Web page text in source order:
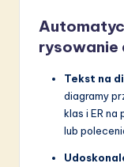
rysowanie
Tekst na
diagramy
klas i ER
lub